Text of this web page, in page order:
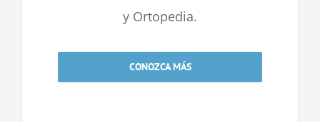
y Ortopedia.
CONOZCA MÁS